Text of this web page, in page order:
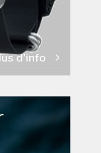
d'info